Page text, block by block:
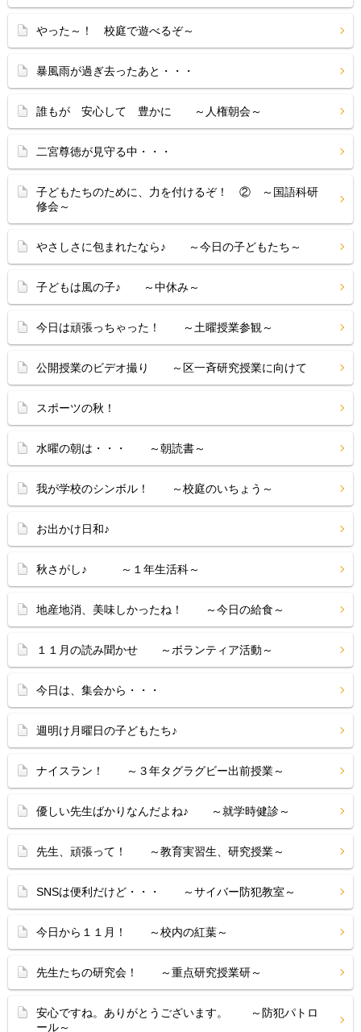
やった～！ 校庭で遊べるぞ～
暴風雨が過ぎ去ったあと・・・
誰もが 安心して 豊かに ～人権朝会～
二宮尊徳が見守る中・・・
子どもたちのために、力を付けるぞ！ ② ～国語科研
修会～
やさしさに包まれたなら♪ ～今日の子どもたち～
子どもは風の子♪ ～中休み～
今日は頑張っちゃった！ ～土曜授業参観～
公開授業のビデオ撮り ～区一斉研究授業に向けて
スポーツの秋！
水曜の朝は・・・ ～朝読書～
我が学校のシンボル！ ～校庭のいちょう～
お出かけ日和♪
秋さがし♪ ～１年生活科～
地産地消、美味しかったね！ ～今日の給食～
１１月の読み聞かせ ～ボランティア活動～
今日は、集会から・・・
週明け月曜日の子どもたち♪
ナイスラン！ ～３年タグラグビー出前授業～
優しい先生ばかりなんだよね♪ ～就学時健診～
先生、頑張って！ ～教育実習生、研究授業～
SNSは便利だけど・・・ ～サイバー防犯教室～
今日から１１月！ ～校内の紅葉～
先生たちの研究会！ ～重点研究授業研～
安心ですね。ありがとうございます。 ～防犯パトロ
ール～